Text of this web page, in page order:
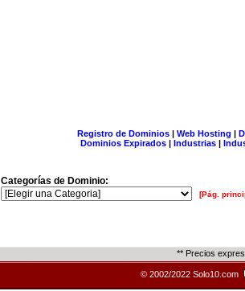
Registro de Dominios| Web Hosting |
Dominios Expirados | Industrias |
Categorías de Dominio:
[Pág.
** Precios
© 2002/2022 Solo10.com